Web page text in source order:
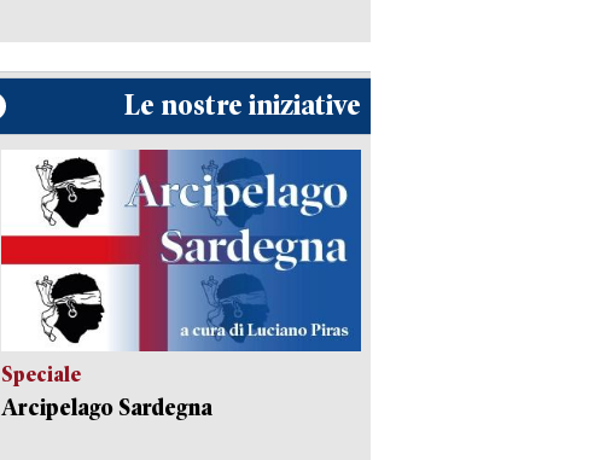
Le nostre iniziative
Speciale
Arcipelago Sardegna